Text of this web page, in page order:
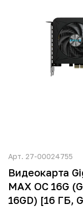
Арт. 27-00024755
Видеокарта
MAX OC 16G
16GD) [16 ГБ,